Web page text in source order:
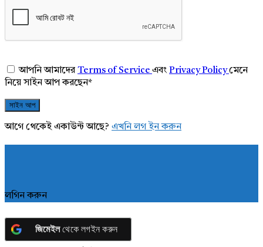
আপনি আমাদেরTerms of Service এবং Privacy Policyমেনে
নিয়ে সাইন আপ করছেন*
আগে থেকেই একাউন্ট আছে? এখনি লগ ইন করুন
লগিন করুন
জিমেইলথেকে লগইন করুন